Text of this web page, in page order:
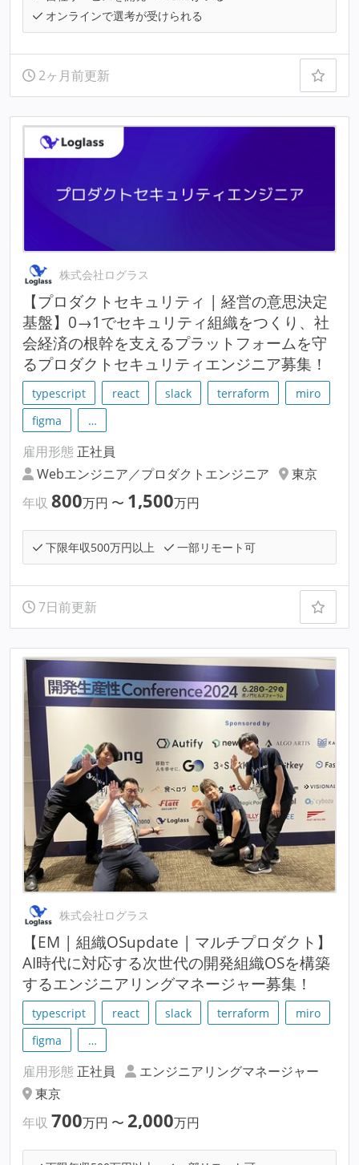
オンラインで選考が受けられる
2ヶ月前更新
株式会社ログラス
【プロダクトセキュリティ | 経営の意思決定
基盤】0→1でセキュリティ組織をつくり、社
会経済の根幹を支えるプラットフォームを守
るプロダクトセキュリティエンジニア募集！
typescript react slack terraform
miro
figma
…
雇用形態 正社員
Webエンジニア／プロダクトエンジニア
東京
年収 800万円 〜 1,500万円
下限年収500万円以上 一部リモート可
7日前更新
株式会社ログラス
【EM | 組織OSupdate | マルチプロダクト】
AI時代に対応する次世代の開発組織OSを構築
するエンジニアリングマネージャー募集！
typescript react slack terraform
miro
figma
…
雇用形態 正社員
エンジニアリングマネージャー
東京
年収 700万円 〜 2,000万円